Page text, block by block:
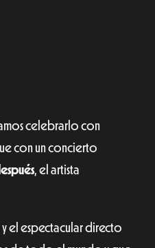
celebrarlo con
con un concierto
, el artista
y el espectacular directo